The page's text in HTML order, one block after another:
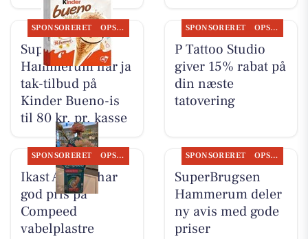
SPONSORERET OPSLAGSTAVLEN
SuperBrugsen
Hammerum har ja
tak-tilbud på
Kinder Bueno-is
til 80 kr. pr. kasse
SPONSORERET OPSLAGSTAVLEN
P Tattoo Studio
giver 15% rabat på
din næste
tatovering
SPONSORERET OPSLAGSTAVLEN
Ikast Apotek har
god pris på
Compeed
vabelplastre
SPONSORERET OPSLAGSTAVLEN
SuperBrugsen
Hammerum deler
ny avis med gode
priser